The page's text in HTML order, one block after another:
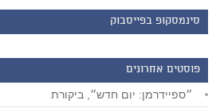
סינמסקופ בפייסבוק
פוסטים אחרונים
״ספיידרמן: יום חדש״, ביקורת